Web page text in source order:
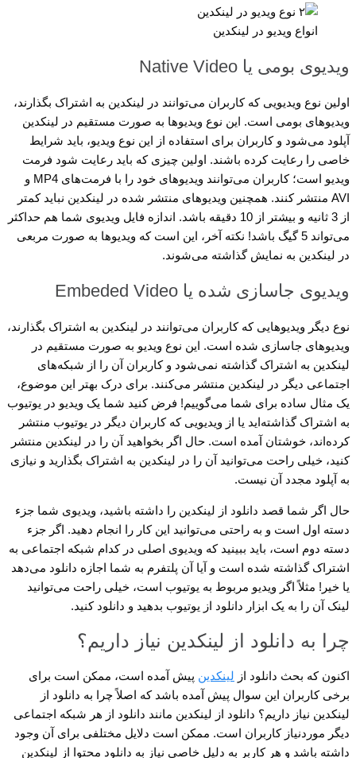
انواع ویدیو در لینکدین
ویدیوی بومی یا Native Video
اولین نوع ویدیویی که کاربران می‌توانند در لینکدین به اشتراک بگذارند،
ویدیوهای بومی است. این نوع ویدیوها به صورت مستقیم در لینکدین
آپلود می‌شود و کاربران برای استفاده از این نوع ویدیو، باید شرایط
خاصی را رعایت کرده باشند. اولین چیزی که باید رعایت شود فرمت
ویدیو است؛ کاربران می‌توانند ویدیوهای خود را با فرمت‌های MP4 و
AVI منتشر کنند. همچنین ویدیوهای منتشر شده در لینکدین نباید کمتر
از 3 ثانیه و بیشتر از 10 دقیقه باشد. اندازه فایل ویدیوی شما هم حداکثر
می‌تواند 5 گیگ باشد! نکته آخر، این است که ویدیوها به صورت مربعی
در لینکدین به نمایش گذاشته می‌شوند.
ویدیوی جاسازی شده یا Embeded Video
نوع دیگر ویدیوهایی که کاربران می‌توانند در لینکدین به اشتراک بگذارند،
ویدیوهای جاسازی شده است. این نوع ویدیو به صورت مستقیم در
لینکدین به اشتراک گذاشته نمی‌شود و کاربران آن را از شبکه‌های
اجتماعی دیگر در لینکدین منتشر می‌کنند. برای درک بهتر این موضوع،
یک مثال ساده برای شما می‌گوییم! فرض کنید شما یک ویدیو در یوتیوب
به اشتراک گذاشته‌اید یا از ویدیویی که کاربران دیگر در یوتیوب منتشر
کرده‌اند، خوشتان آمده است. حال اگر بخواهید آن را در لینکدین منتشر
کنید، خیلی راحت می‌توانید آن را در لینکدین به اشتراک بگذارید و نیازی
به آپلود مجدد آن نیست.
حال اگر شما قصد دانلود از لینکدین را داشته باشید، ویدیوی شما جزء
دسته اول است و به راحتی می‌توانید این کار را انجام دهید. اگر جزء
دسته دوم است، باید ببینید که ویدیوی اصلی در کدام شبکه اجتماعی به
اشتراک گذاشته شده است و آیا آن پلتفرم به شما اجازه دانلود می‌دهد
یا خیر! مثلاً اگر ویدیو مربوط به یوتیوب است، خیلی راحت می‌توانید
لینک آن را به یک ابزار دانلود از یوتیوب بدهید و دانلود کنید.
چرا به دانلود از لینکدین نیاز داریم؟
اکنون که بحث دانلود از لینکدین پیش آمده است، ممکن است برای
برخی کاربران این سوال پیش آمده باشد که اصلاً چرا به دانلود از
لینکدین نیاز داریم؟ دانلود از لینکدین مانند دانلود از هر شبکه اجتماعی
دیگر موردنیاز کاربران است. ممکن است دلایل مختلفی برای آن وجود
داشته باشد و هر کاربر به دلیل خاصی نیاز به دانلود محتوا از لینکدین